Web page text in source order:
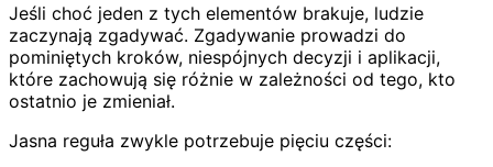
Jeśli choć jeden z tych elementów brakuje, ludzie
zaczynają zgadywać. Zgadywanie prowadzi do
pominiętych kroków, niespójnych decyzji i aplikacji,
które zachowują się różnie w zależności od tego, kto
ostatnio je zmieniał.
Jasna reguła zwykle potrzebuje pięciu części: